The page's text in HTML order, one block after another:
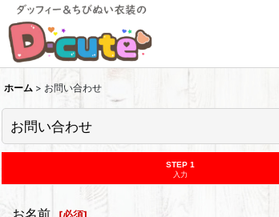
ホーム > お問い合わせ
お問い合わせ
STEP 1
入力